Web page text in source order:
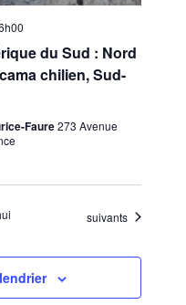
du Sud : Nord
chilien, Sud-
Faure273 Avenue
Évènements
suivants